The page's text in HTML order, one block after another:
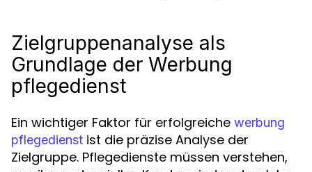
Zielgruppenanalyse als
Grundlage der Werbung
pflegedienst
Ein wichtiger Faktor für erfolgreiche werbung
pflegedienst ist die präzise Analyse der
Zielgruppe. Pflegedienste müssen verstehen,